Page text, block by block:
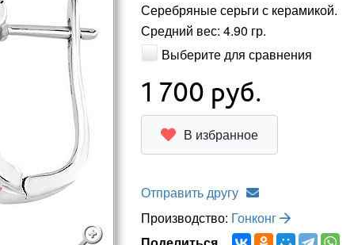
Серебряные серьги с керамикой.
Средний вес: 4.90 гр.
Выберите для сравнения
1 700 руб.
В избранное
Отправить другу
Производство: Гонконг